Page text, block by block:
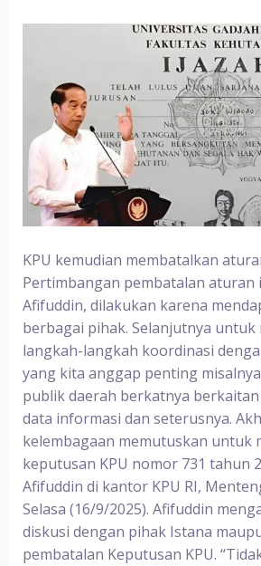
KPU kemudian membatalkan
Pertimbangan pembatalan aturan
Afifuddin, dilakukan karena
berbagai pihak. Selanjutnya untuk
langkah-langkah koordinasi
yang kita anggap penting
publik daerah berkatnya
data informasi dan seterusnya.
kelembagaan memutuskan untuk
keputusan KPU nomor 731 tahun
Afifuddin di kantor KPU RI,
Selasa (16/9/2025). Afifuddin
diskusi dengan pihak Istana
pembatalan Keputusan KPU.